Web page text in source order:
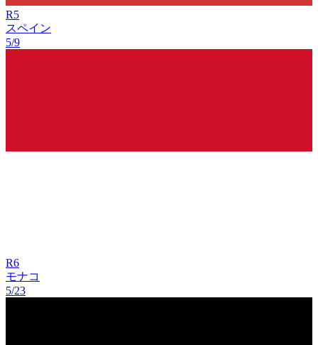
R5
スペイン
5/9
R6
モナコ
5/23